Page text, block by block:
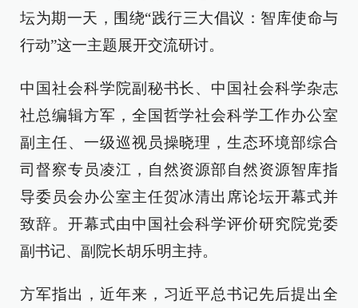
坛为期一天，围绕“践行三大倡议：智库使命与
行动”这一主题展开交流研讨。
中国社会科学院副秘书长、中国社会科学杂志
社总编辑方军，全国哲学社会科学工作办公室
副主任、一级巡视员操晓理，生态环境部综合
司督察专员凌江，自然资源部自然资源智库指
导委员会办公室主任贺冰清出席论坛开幕式并
致辞。开幕式由中国社会科学评价研究院党委
副书记、副院长胡乐明主持。
方军指出，近年来，习近平总书记先后提出全